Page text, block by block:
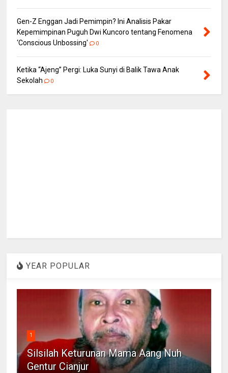
Gen-Z Enggan Jadi Pemimpin? Ini Analisis Pakar
Kepemimpinan Puguh Dwi Kuncoro tentang Fenomena
‘Conscious Unbossing'
0
Ketika “Ajeng” Pergi: Luka Sunyi di Balik Tawa Anak
Sekolah
0
YEAR POPULAR
1
Silsilah Keturunan Mama Aang Nuh
Gentur Cianjur